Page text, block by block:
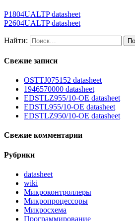
P1804UALTP datasheet
P2604UALTP datasheet
Найти:
Свежие записи
OSTTJ075152 datasheet
1946570000 datasheet
EDSTLZ955/10-OE datasheet
EDSTL955/10-OE datasheet
EDSTLZ950/10-OE datasheet
Свежие комментарии
Рубрики
datasheet
wiki
Микроконтроллеры
Микропроцессоры
Микросхема
Программирование